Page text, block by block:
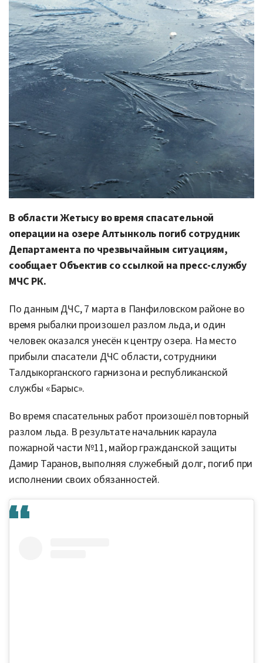
В области Жетысу во время спасательной
операции на озере Алтынколь погиб сотрудник
Департамента по чрезвычайным ситуациям,
сообщает Объектив со ссылкой на пресс-службу
МЧС РК.
По данным ДЧС, 7 марта в Панфиловском районе во
время рыбалки произошел разлом льда, и один
человек оказался унесён к центру озера. На место
прибыли спасатели ДЧС области, сотрудники
Талдыкорганского гарнизона и республиканской
службы «Барыс».
Во время спасательных работ произошёл повторный
разлом льда. В результате начальник караула
пожарной части №11, майор гражданской защиты
Дамир Таранов, выполняя служебный долг, погиб при
исполнении своих обязанностей.